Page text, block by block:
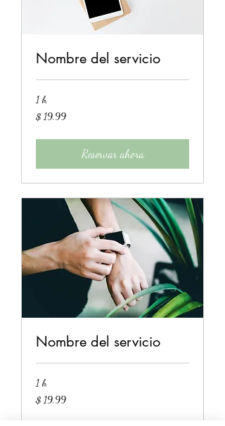
Nombre del servicio
1 h
19,99
pesos
$ 19,99
Reservar ahora
Nombre del servicio
1 h
19,99
pesos
$ 19,99